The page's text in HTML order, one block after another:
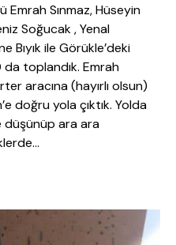
Emrah Sınmaz, Hüseyin
Soğucak , Yenal
Bıyık ile Görükle’deki
toplandık. Emrah
aracına (hayırlı olsun)
doğru yola çıktık. Yolda
düşünüp ara ara